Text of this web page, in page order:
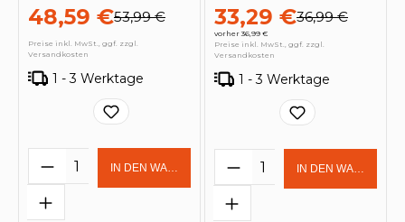
48,59 €53,99 €
Preise inkl. MwSt., ggf. zzgl.
Versandkosten
1 - 3 Werktage
Produkt Anzahl: Gib den
IN DEN WARENKORB
33,29 €36,99 €
vorher 36,99 €
Preise inkl. MwSt., ggf. zzgl.
Versandkosten
1 - 3 Werktage
Produkt Anzahl:
IN DEN